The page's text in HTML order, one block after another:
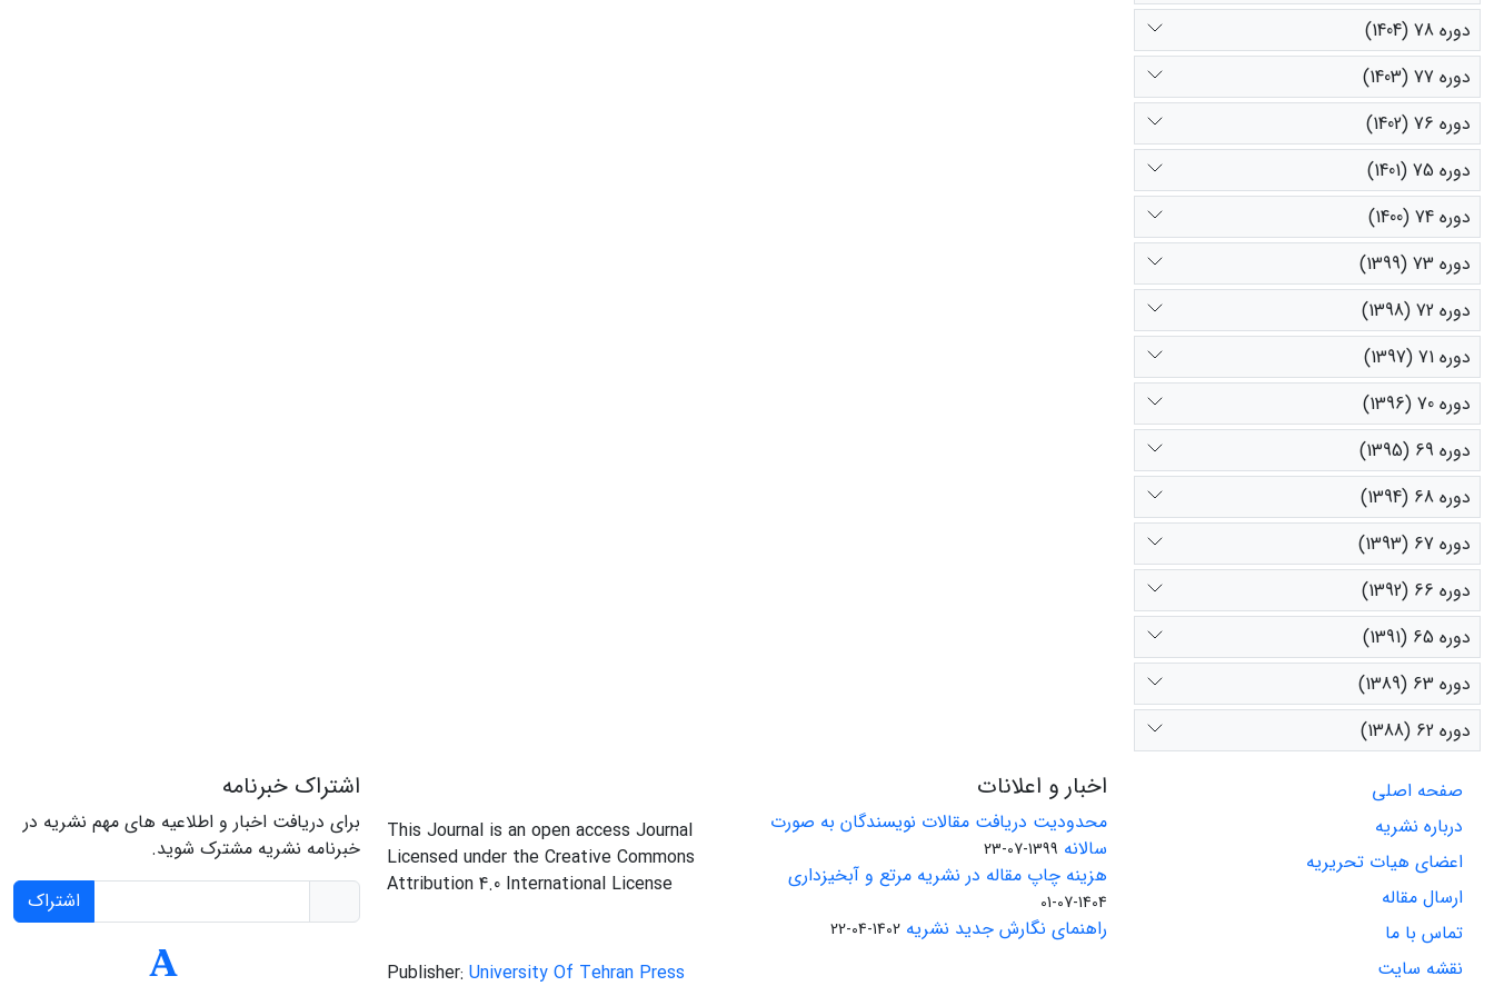
دوره 78 (1404)
دوره 77 (1403)
دوره 76 (1402)
دوره 75 (1401)
دوره 74 (1400)
دوره 73 (1399)
دوره 72 (1398)
دوره 71 (1397)
دوره 70 (1396)
دوره 69 (1395)
دوره 68 (1394)
دوره 67 (1393)
دوره 66 (1392)
دوره 65 (1391)
دوره 63 (1389)
دوره 62 (1388)
صفحه اصلی
درباره نشریه
اعضای هیات تحریریه
ارسال مقاله
تماس با ما
نقشه سایت
اخبار و اعلانات
محدودیت دریافت مقالات نویسندگان به صورت
سالانه 1399-07-23
هزینه چاپ مقاله در نشریه مرتع و آبخیزداری
1404-07-01
راهنمای نگارش جدید نشریه 1402-04-22
This Journal is an open access Journal
Licensed under the Creative Commons
Attribution 4.0 International License
Publisher: University Of Tehran Press
اشتراک خبرنامه
برای دریافت اخبار و اطلاعیه های مهم نشریه در
خبرنامه نشریه مشترک شوید.
اشتراک